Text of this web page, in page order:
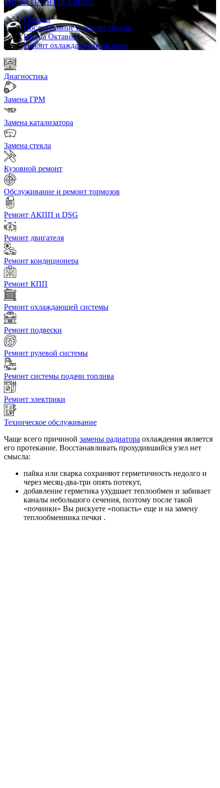
ВЫБРАТЬ АВТОСЕРВИС
Главная
Обслуживание и ремонт Шкода
Шкода Октавия
Ремонт охлаждающей системы
Диагностика
Замена ГРМ
Замена катализатора
Замена стекла
Кузовной ремонт
Обслуживание и ремонт тормозов
Ремонт АКПП и DSG
Ремонт двигателя
Ремонт кондиционера
Ремонт КПП
Ремонт охлаждающей системы
Ремонт подвески
Ремонт рулевой системы
Ремонт системы подачи топлива
Ремонт электрики
Техническое обслуживание
Чаще всего причиной замены радиатора охлаждения является
его протекание. Восстанавливать прохудившийся узел нет
смысла:
пайка или сварка сохраняют герметичность недолго и
через месяц-два-три опять потекут,
добавление герметика ухудшает теплообмен и забивает
каналы небольшого сечения, поэтому после такой
«починки» Вы рискуете «попасть» еще и на замену
теплообменника печки .